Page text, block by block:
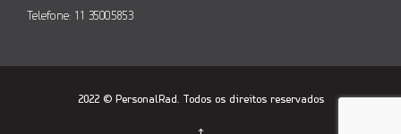
Telefone: 11 3500.5853
2022 © PersonalRad. Todos os direitos reservados